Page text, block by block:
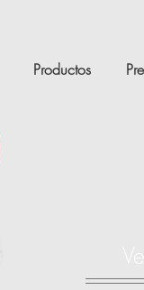
Productos